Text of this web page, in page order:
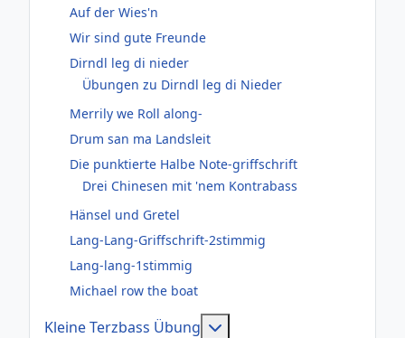
Auf der Wies'n
Wir sind gute Freunde
Dirndl leg di nieder
Übungen zu Dirndl leg di Nieder
Merrily we Roll along-
Drum san ma Landsleit
Die punktierte Halbe Note-griffschrift
Drei Chinesen mit 'nem Kontrabass
Hänsel und Gretel
Lang-Lang-Griffschrift-2stimmig
Lang-lang-1stimmig
Michael row the boat
Kleine Terzbass Übung